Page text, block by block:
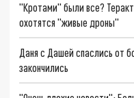
"Кротами" были все?
охотятся "живые дроны"
Даня с Дашей спаслись от
закончились